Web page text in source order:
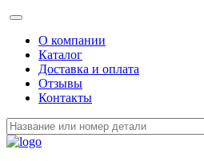
О компании
Каталог
Доставка и оплата
Отзывы
Контакты